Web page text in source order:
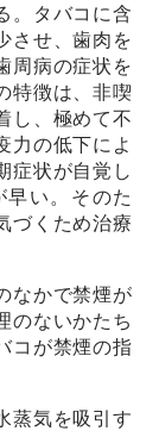
。タバコに含
させ、歯肉を
周病の症状を
特徴は、非喫
し、極めて不
力の低下によ
症状が自覚し
い。そのた
づくため治療
なかで禁煙が
のないかたち
コが禁煙の指
蒸気を吸引す